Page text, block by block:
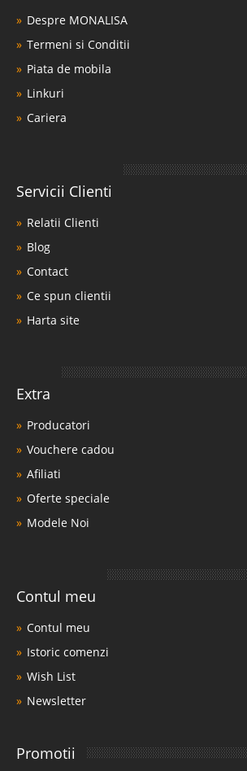
Despre MONALISA
Termeni si Conditii
Piata de mobila
Linkuri
Cariera
Servicii Clienti
Relatii Clienti
Blog
Contact
Ce spun clientii
Harta site
Extra
Producatori
Vouchere cadou
Afiliati
Oferte speciale
Modele Noi
Contul meu
Contul meu
Istoric comenzi
Wish List
Newsletter
Promotii